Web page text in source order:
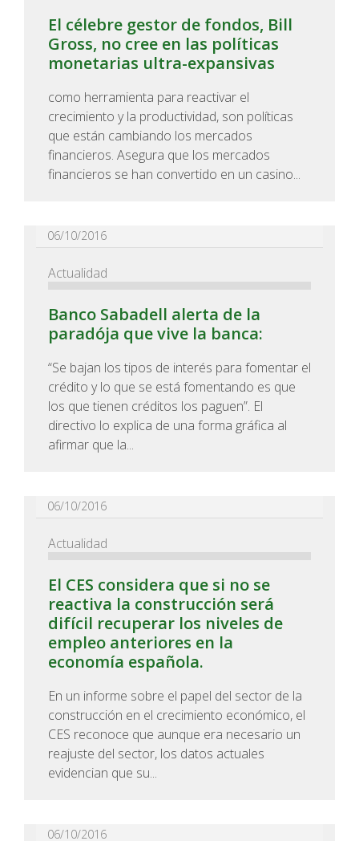
El célebre gestor de fondos, Bill
Gross, no cree en las políticas
monetarias ultra-expansivas
como herramienta para reactivar el
crecimiento y la productividad, son políticas
que están cambiando los mercados
financieros. Asegura que los mercados
financieros se han convertido en un casino...
06/10/2016
Actualidad
Banco Sabadell alerta de la
paradója que vive la banca:
“Se bajan los tipos de interés para fomentar el
crédito y lo que se está fomentando es que
los que tienen créditos los paguen”. El
directivo lo explica de una forma gráfica al
afirmar que la...
06/10/2016
Actualidad
El CES considera que si no se
reactiva la construcción será
difícil recuperar los niveles de
empleo anteriores en la
economía española.
En un informe sobre el papel del sector de la
construcción en el crecimiento económico, el
CES reconoce que aunque era necesario un
reajuste del sector, los datos actuales
evidencian que su...
06/10/2016